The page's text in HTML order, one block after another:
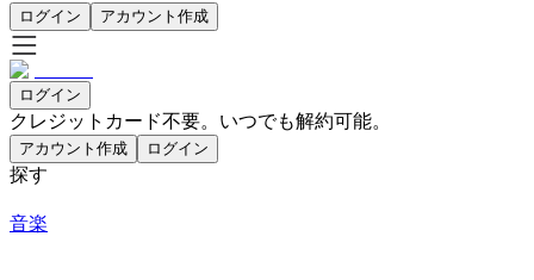
ログイン アカウント作成
ログイン
クレジットカード不要。いつでも解約可能。
アカウント作成 ログイン
探す
音楽